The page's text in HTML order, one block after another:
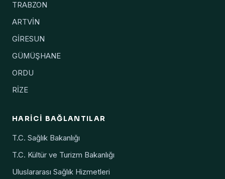
TRABZON
ARTVİN
GİRESUN
GÜMÜŞHANE
ORDU
RİZE
HARICI BAĞLANTILAR
T.C. Sağlık Bakanlığı
T.C. Kültür ve Turizm Bakanlığı
Uluslararası Sağlık Hizmetleri